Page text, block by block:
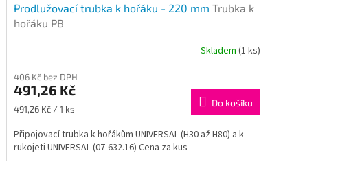
Prodlužovací trubka k hořáku - 220 mm Trubka k
hořáku PB
Skladem (1 ks)
406 Kč bez DPH
491,26 Kč
Měrná
491,26 Kč / 1 ks
Do košíku
Připojovací trubka k hořákům UNIVERSAL (H30 až H80) a k
rukojeti UNIVERSAL (07-632.16) Cena za kus